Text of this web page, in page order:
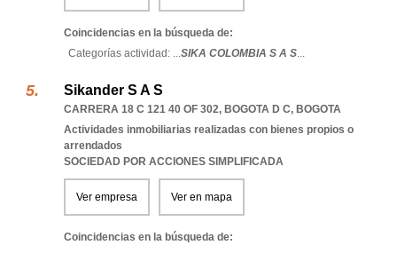
Coincidencias en la búsqueda de:
Categorías actividad: ...SIKA COLOMBIA S A S...
Sikander S A S
CARRERA 18 C 121 40 OF 302, BOGOTA D C, BOGOTA
Actividades inmobiliarias realizadas con bienes propios o
arrendados
SOCIEDAD POR ACCIONES SIMPLIFICADA
Ver empresa Ver en mapa
Coincidencias en la búsqueda de: